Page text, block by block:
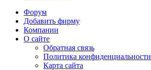
Форум
Добавить фирму
Компании
О сайте
Обратная связь
Политика конфиденциальности
Карта сайта